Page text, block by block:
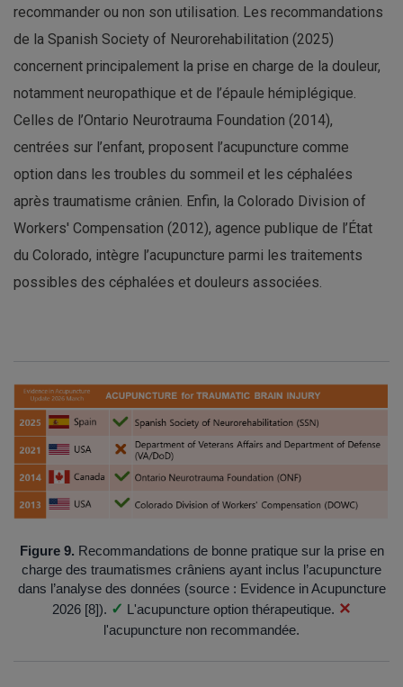
recommander ou non son utilisation. Les recommandations
de la Spanish Society of Neurorehabilitation (2025)
concernent principalement la prise en charge de la douleur,
notamment neuropathique et de l’épaule hémiplégique.
Celles de l’Ontario Neurotrauma Foundation (2014),
centrées sur l’enfant, proposent l’acupuncture comme
option dans les troubles du sommeil et les céphalées
après traumatisme crânien. Enfin, la Colorado Division of
Workers' Compensation (2012), agence publique de l’État
du Colorado, intègre l’acupuncture parmi les traitements
possibles des céphalées et douleurs associées.
Figure 9. Recommandations de bonne pratique sur la prise en
charge des traumatismes crâniens ayant inclus l’acupuncture
dans l’analyse des données (source : Evidence in Acupuncture
2026 [8]). ✓ L'acupuncture option thérapeutique. ✕
l'acupuncture non recommandée.